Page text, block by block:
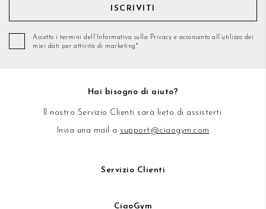
ISCRIVITI
Accetto i termini dell’Informativa sulla Privacy e acconsento all’utilizzo dei
miei dati per attività di marketing*
Hai bisogno di aiuto?
Il nostro Servizio Clienti sarà lieto di assisterti.
Invia una mail a support@ciaogym.com
Servizio Clienti
CiaoGym